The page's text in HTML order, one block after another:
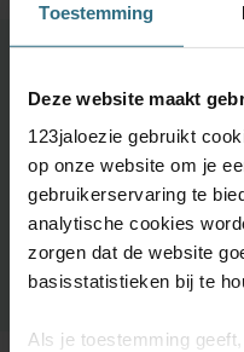
Toestemming
Deze website maakt
123jaloezie gebruikt
op onze website om je
gebruikerservaring te
analytische cookies
zorgen dat de website
basisstatistieken bij te
Als je toestemming
Bestel tot maximaal
Vandaag vóór
BESTEL